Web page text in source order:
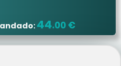
44.00 €